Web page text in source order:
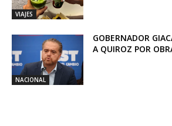
VIAJES
NACIONAL
GOBERNADOR
A QUIROZ POR